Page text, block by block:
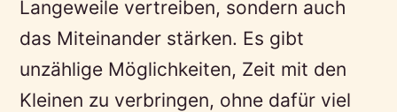
Langeweile vertreiben, sondern auch
das Miteinander stärken. Es gibt
unzählige Möglichkeiten, Zeit mit den
Kleinen zu verbringen, ohne dafür viel